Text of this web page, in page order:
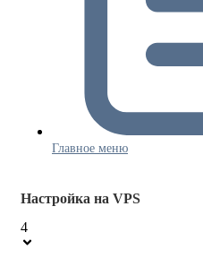
Главное меню
Настройка на VPS
4